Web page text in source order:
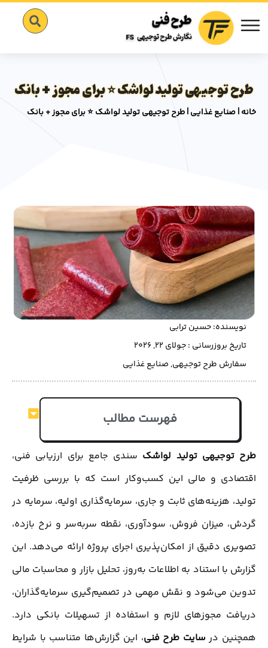
طرح توجیهی تولید لواشک ⭐️ برای مجوز + بانک
خانه|صنایع غذایی|طرح توجیهی تولید لواشک ⭐️ برای مجوز + بانک
نویسنده:حسین ترابی
تاریخ بروزرسانی : جولای 22, 2026
سفارش طرح توجیهی,صنایع غذایی
فهرست مطالب
طرح توجیهی تولید لواشک سندی جامع برای ارزیابی فنی،
اقتصادی و مالی این کسب‌وکار است که با بررسی ظرفیت
تولید، هزینه‌های ثابت و جاری، سرمایه‌گذاری اولیه، سرمایه در
گردش، میزان فروش، سودآوری، نقطه سر‌به‌سر و نرخ بازده،
تصویری دقیق از امکان‌پذیری اجرای پروژه ارائه می‌دهد. این
گزارش با استناد به اطلاعات به‌روز، تحلیل بازار و محاسبات مالی
تدوین می‌شود و نقش مهمی در تصمیم‌گیری سرمایه‌گذاران،
دریافت مجوزهای لازم و استفاده از تسهیلات بانکی دارد.
همچنین در سایت طرح فنی، این گزارش‌ها متناسب با شرایط